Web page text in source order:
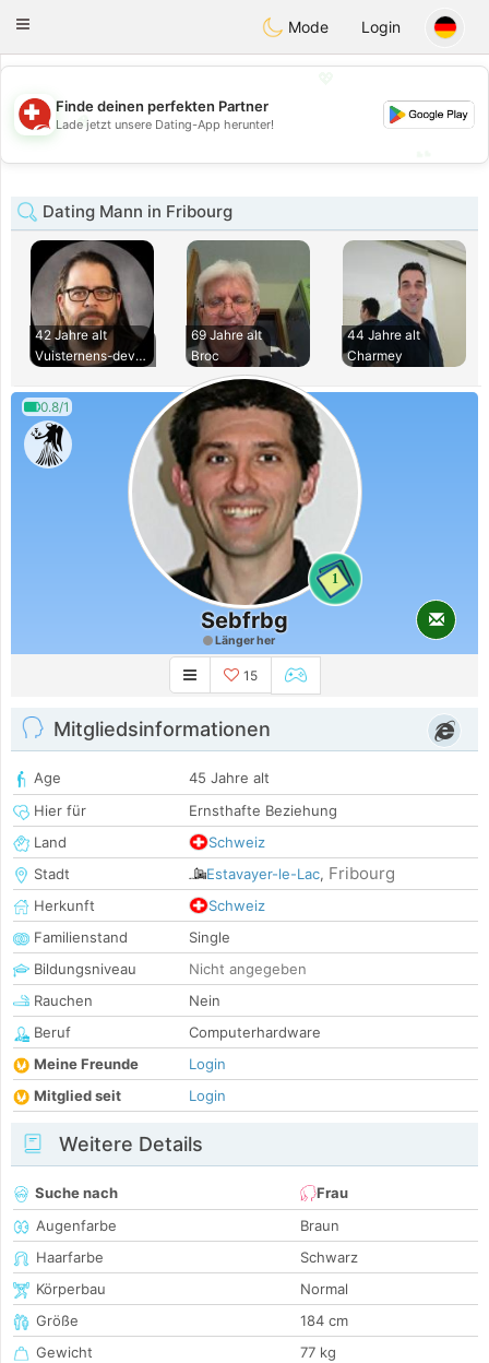
Suissi
Toggle
Mode Login
💖
💕
Finde deinen perfekten Partner
Lade jetzt unsere Dating-App herunter!
Dating Mann in Fribourg
42 Jahre alt
Vuisternens-devant
69 Jahre alt
Broc
44 Jahre alt
Charmey
0.8/1
1
Sebfrbg
Länger her
15
Mitgliedsinformationen
Age
45 Jahre alt
Hier für
Ernsthafte Beziehung
Land
Schweiz
Stadt
Estavayer-le-Lac, Fribourg
Herkunft
Schweiz
Familienstand
Single
Bildungsniveau
Nicht angegeben
Rauchen
Nein
Beruf
Computerhardware
Meine Freunde
Login
Mitglied seit
Login
Weitere Details
Suche nach
Frau
Augenfarbe
Braun
Haarfarbe
Schwarz
Körperbau
Normal
Größe
184 cm
Gewicht
77 kg